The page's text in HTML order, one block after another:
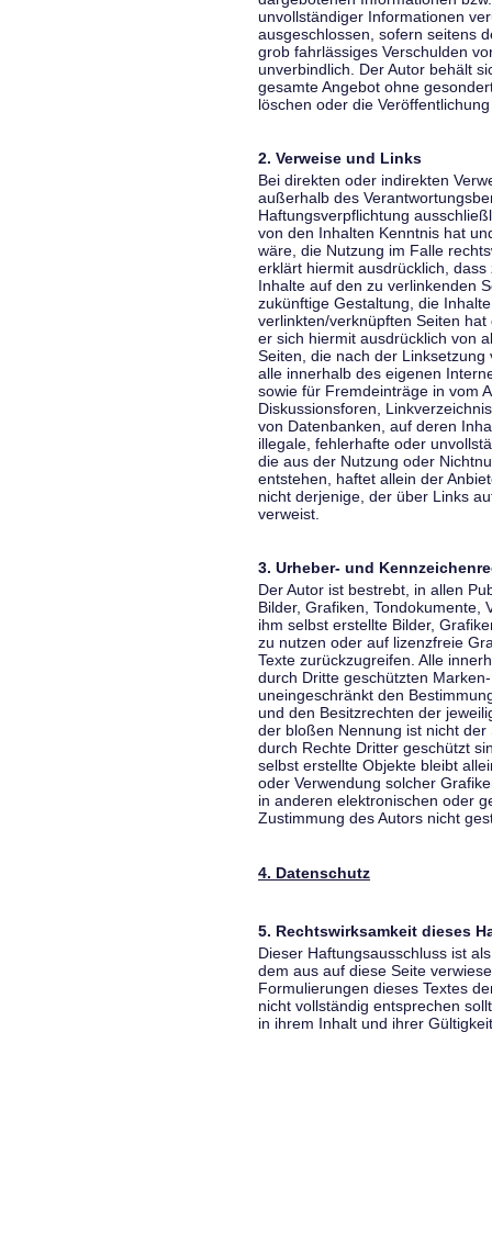
unvollständiger Informationen
ausgeschlossen, sofern seitens
grob fahrlässiges Verschulden
unverbindlich. Der Autor behält
gesamte Angebot ohne
löschen oder die
2. Verweise und Links
Bei direkten oder indirekten
außerhalb des
Haftungsverpflichtung
von den Inhalten Kenntnis hat
wäre, die Nutzung im Falle
erklärt hiermit ausdrücklich,
Inhalte auf den zu verlinkenden
zukünftige Gestaltung, die
verlinkten/verknüpften Seiten
er sich hiermit ausdrücklich von
Seiten, die nach der
alle innerhalb des eigenen
sowie für Fremdeinträge in vom
Diskussionsforen,
von Datenbanken, auf deren
illegale, fehlerhafte oder
die aus der Nutzung oder
entstehen, haftet allein der
nicht derjenige, der über Links
verweist.
3. Urheber- und
Der Autor ist bestrebt, in allen
Bilder, Grafiken, Tondokumente,
ihm selbst erstellte Bilder,
zu nutzen oder auf lizenzfreie
Texte zurückzugreifen. Alle
durch Dritte geschützten
uneingeschränkt den
und den Besitzrechten der
der bloßen Nennung ist nicht
durch Rechte Dritter geschützt
selbst erstellte Objekte bleibt
oder Verwendung solcher
in anderen elektronischen oder
Zustimmung des Autors nicht
4. Datenschutz
5. Rechtswirksamkeit dieses
Dieser Haftungsausschluss ist
dem aus auf diese Seite
Formulierungen dieses Textes
nicht vollständig entsprechen
in ihrem Inhalt und ihrer